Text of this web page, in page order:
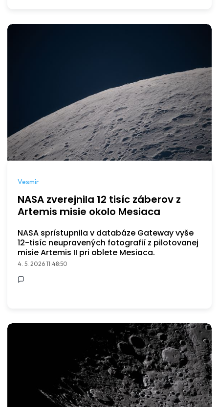
Vesmír
NASA zverejnila 12 tisíc záberov z
Artemis misie okolo Mesiaca
NASA sprístupnila v databáze Gateway vyše
12-tisíc neupravených fotografií z pilotovanej
misie Artemis II pri oblete Mesiaca.
4. 5. 2026 11:48:50